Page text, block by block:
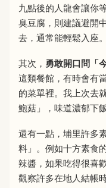
九點後的人龍會讓你
臭豆腐，則建議避開
去，通常能輕鬆入座。
其次， 勇敢開口問「
這類餐館，有時會有
的菜單裡。我上次去
鮑菇」，味道濃郁下
還有一點，埔里許多
料」。例如十方素食
辣醬，如果吃得很喜
觀察許多在地人結帳